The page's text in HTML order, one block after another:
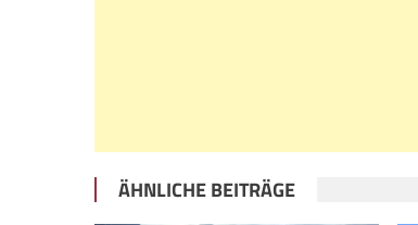
ÄHNLICHE BEITRÄGE